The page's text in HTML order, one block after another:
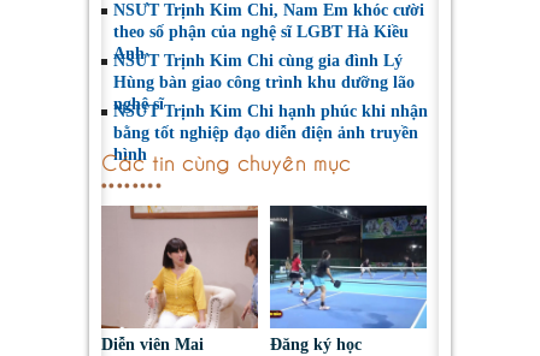
NSƯT Trịnh Kim Chi, Nam Em khóc cười
theo số phận của nghệ sĩ LGBT Hà Kiều
Anh
NSƯT Trịnh Kim Chi cùng gia đình Lý
Hùng bàn giao công trình khu dưỡng lão
nghệ sĩ
NSƯT Trịnh Kim Chi hạnh phúc khi nhận
bằng tốt nghiệp đạo diễn điện ảnh truyền
hình
Các tin cùng chuyên mục
Diễn viên Mai
Đăng ký học